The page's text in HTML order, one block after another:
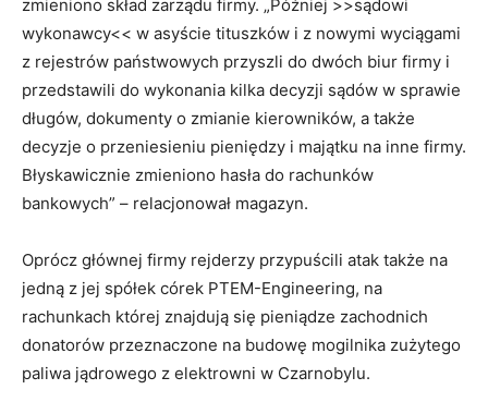
zmieniono skład zarządu firmy. „Później >>sądowi
wykonawcy<< w asyście tituszków i z nowymi wyciągami
z rejestrów państwowych przyszli do dwóch biur firmy i
przedstawili do wykonania kilka decyzji sądów w sprawie
długów, dokumenty o zmianie kierowników, a także
decyzje o przeniesieniu pieniędzy i majątku na inne firmy.
Błyskawicznie zmieniono hasła do rachunków
bankowych” – relacjonował magazyn.
Oprócz głównej firmy rejderzy przypuścili atak także na
jedną z jej spółek córek PTEM-Engineering, na
rachunkach której znajdują się pieniądze zachodnich
donatorów przeznaczone na budowę mogilnika zużytego
paliwa jądrowego z elektrowni w Czarnobylu.